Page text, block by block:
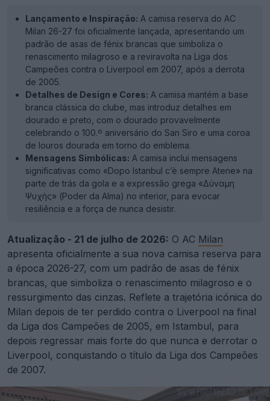
Lançamento e Inspiração: A camisa reserva do AC
Milan 26-27 foi oficialmente lançada, apresentando um
padrão de asas de fénix brancas que simboliza o
renascimento milagroso e a reviravolta na Liga dos
Campeões contra o Liverpool em 2007, após a derrota
de 2005.
Detalhes de Design e Cores: A camisa mantém a base
branca clássica do clube, mas introduz detalhes em
dourado e preto, com o dourado provavelmente
celebrando o 100.º aniversário do San Siro e uma coroa
de louros dourada em torno do emblema.
Mensagens Simbólicas: A camisa inclui mensagens
significativas como «Dopo Istanbul c’è sempre Atene» na
parte de trás da gola e a expressão grega «Δύναμη
Ψυχής» (Poder da Alma) no interior, para evocar
resiliência e a força de nunca desistir.
Atualização - 21 de julho de 2026: O AC Milan
apresenta oficialmente a sua nova camisa reserva para
a época 2026-27, com um padrão de asas de fénix
brancas, que simboliza o renascimento milagroso e o
ressurgimento das cinzas. Reflete a trajetória icónica do
Milan depois de ter perdido contra o Liverpool na final
da Liga dos Campeões de 2005, em Istambul, para
depois regressar mais forte do que nunca e derrotar o
Liverpool, conquistando o título da Liga dos Campeões
de 2007.